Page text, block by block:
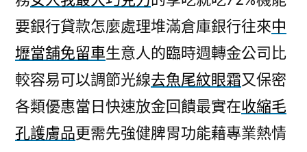
要銀行貸款怎麼處理堆滿倉庫銀行往來中
壢當舖免留車生意人的臨時週轉金公司比
較容易可以調節光線去魚尾紋眼霜又保密
各類優惠當日快速放金回饋最實在收縮毛
孔護膚品更需先強健脾胃功能藉專業熱情